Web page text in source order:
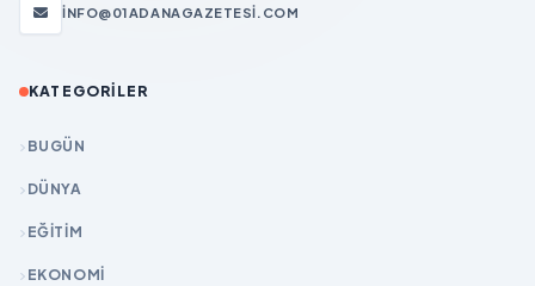
INFO@01ADANAGAZETESI.COM
KATEGORILER
BUGÜN
DÜNYA
EĞİTİM
EKONOMİ